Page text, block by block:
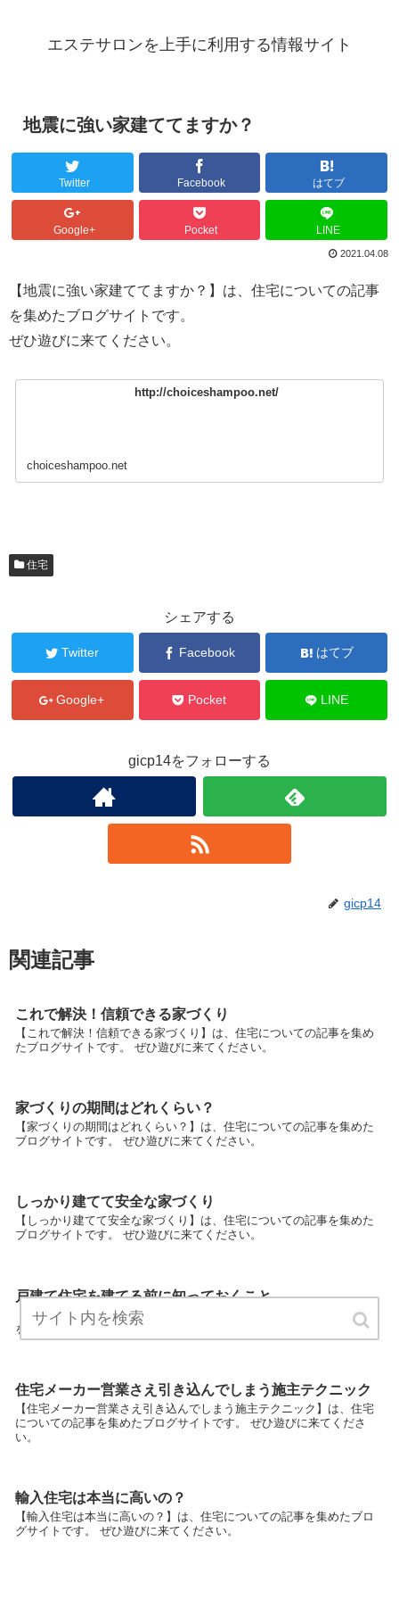
エステサロンを上手に利用する情報サイト
地震に強い家建ててますか？
Twitter Facebook はてブ
Google+ Pocket LINE
2021.04.08
【地震に強い家建ててますか？】は、住宅についての記事
を集めたブログサイトです。
ぜひ遊びに来てください。
http://choiceshampoo.net/
choiceshampoo.net
住宅
シェアする
Twitter Facebook はてブ
Google+ Pocket LINE
gicp14をフォローする
gicp14
関連記事
これで解決！信頼できる家づくり
【これで解決！信頼できる家づくり】は、住宅についての記事を集め
たブログサイトです。 ぜひ遊びに来てください。
家づくりの期間はどれくらい？
【家づくりの期間はどれくらい？】は、住宅についての記事を集めた
ブログサイトです。 ぜひ遊びに来てください。
しっかり建てて安全な家づくり
【しっかり建てて安全な家づくり】は、住宅についての記事を集めた
ブログサイトです。 ぜひ遊びに来てください。
戸建て住宅を建てる前に知っておくこと
【戸建て住宅を建てる前に知っておくこと】は、住宅についての記事
を集めたブログサイトです。 ぜひ遊びに来てください。
住宅メーカー営業さえ引き込んでしまう施主テクニック
【住宅メーカー営業さえ引き込んでしまう施主テクニック】は、住宅
についての記事を集めたブログサイトです。 ぜひ遊びに来てくださ
い。
輸入住宅は本当に高いの？
【輸入住宅は本当に高いの？】は、住宅についての記事を集めたブロ
グサイトです。 ぜひ遊びに来てください。